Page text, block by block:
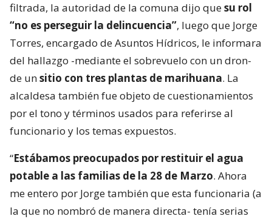
filtrada, la autoridad de la comuna dijo quesu rol
“no es perseguir la delincuencia”, luego que Jorge
Torres, encargado de Asuntos Hídricos, le informara
del hallazgo -mediante el sobrevuelo con un dron-
de unsitio con tres plantas de marihuana. La
alcaldesa también fue objeto de cuestionamientos
por el tono y términos usados para referirse al
funcionario y los temas expuestos.
“Estábamos preocupados por restituir el agua
potable a las familias de la 28 de Marzo. Ahora
me entero por Jorge también que esta funcionaria (a
la que no nombró de manera directa- tenía serias